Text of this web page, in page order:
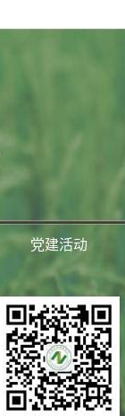
党建活动